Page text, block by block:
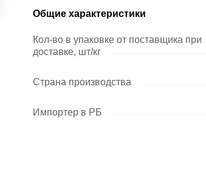
Общие характеристики
Кол-во в упаковке от поставщика при
доставке, шт/кг
Страна производства
Импортер в РБ